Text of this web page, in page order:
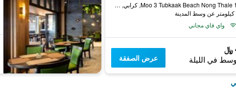
149 Moo 3 Tubkaak Beach Nong Thale, كرابي, تايلاند
واي فاي مجاني
في الليلة عرض الصفقة